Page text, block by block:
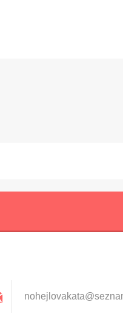
nohejlovakata@se